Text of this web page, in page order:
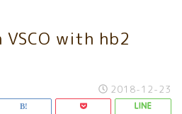
with hb2
2018-12-23